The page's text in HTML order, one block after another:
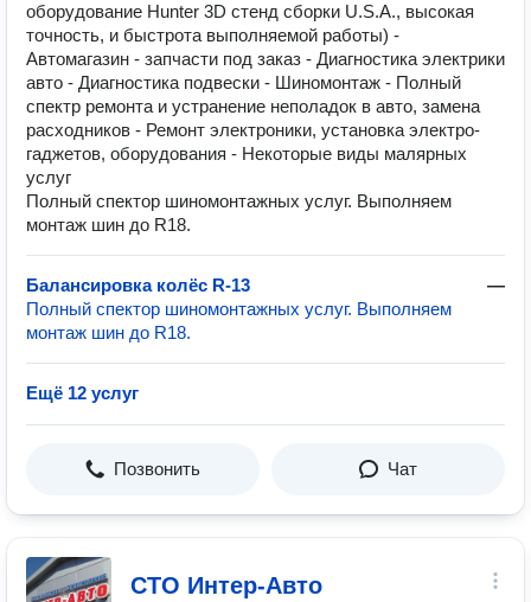
оборудование Hunter 3D стенд сборки U.S.A., высокая
точность, и быстрота выполняемой работы) -
Автомагазин - запчасти под заказ - Диагностика электрики
авто - Диагностика подвески - Шиномонтаж - Полный
спектр ремонта и устранение неполадок в авто, замена
расходников - Ремонт электроники, установка электро-
гаджетов, оборудования - Некоторые виды малярных
услуг
Полный спектор шиномонтажных услуг. Выполняем
монтаж шин до R18.
Балансировка колёс R-13
—
Полный спектор шиномонтажных услуг. Выполняем
монтаж шин до R18.
Ещё 12 услуг
Позвонить Чат
СТО Интер-Авто